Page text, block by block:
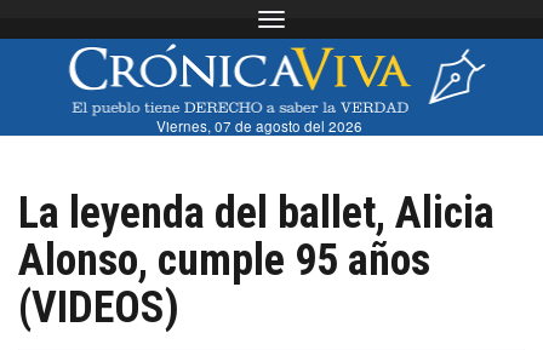
Toggle navigation
Viernes, 07 de agosto del 2026
La leyenda del ballet, Alicia
Alonso, cumple 95 años
(VIDEOS)